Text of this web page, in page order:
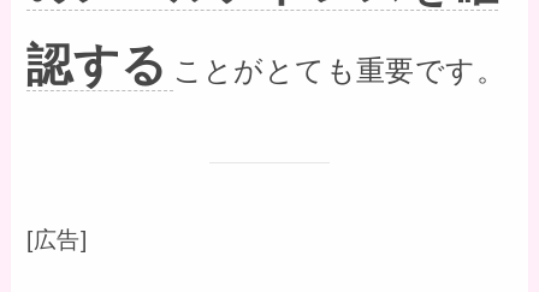
認する ことがとても重要です。
[広告]